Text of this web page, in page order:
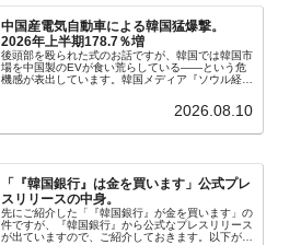
中国産電気自動車による韓国猛爆撃。
2026年上半期178.7％増
後頭部を殴られた式のお話ですが、韓国では韓国市
場を中国製のEVが食い荒らしている――という危
機感が表出しています。韓国メディア『ソウル経
ルは「中国EVの大攻勢…東風もプジョーと手を組
2026.08.10
「『韓国銀行』は金を買います」公式プレ
スリリースの中身。
先にご紹介した「『韓国銀行』が金を買います」の
件ですが、『韓国銀行』から公式なプレスリリース
が出ていますので、ご紹介しておきます。以下が全